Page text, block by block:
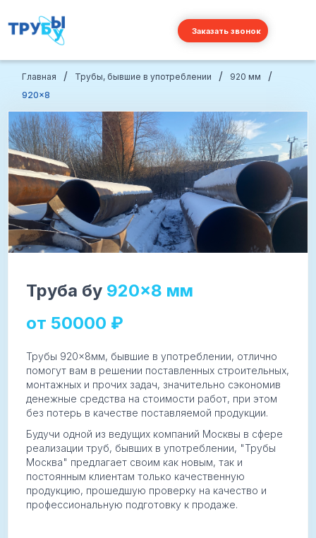
Заказать звонок
Главная / Трубы, бывшие в употреблении / 920 мм /
920×8
Труба бу 920×8 мм
от 50000 ₽
Трубы 920×8мм, бывшие в употреблении, отлично
помогут вам в решении поставленных строительных,
монтажных и прочих задач, значительно сэкономив
денежные средства на стоимости работ, при этом
без потерь в качестве поставляемой продукции.
Будучи одной из ведущих компаний Москвы в сфере
реализации труб, бывших в употреблении, "Трубы
Москва" предлагает своим как новым, так и
постоянным клиентам только качественную
продукцию, прошедшую проверку на качество и
профессиональную подготовку к продаже.